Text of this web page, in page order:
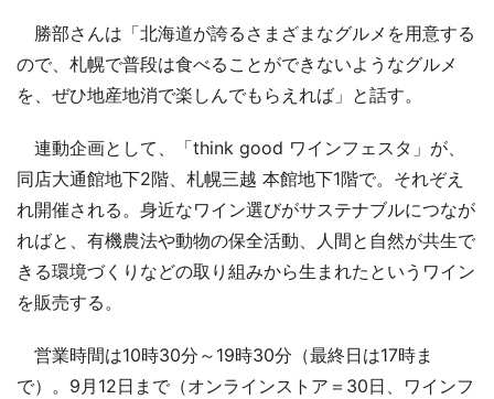
勝部さんは「北海道が誇るさまざまなグルメを用意する
ので、札幌で普段は食べることができないようなグルメ
を、ぜひ地産地消で楽しんでもらえれば」と話す。
連動企画として、「think good ワインフェスタ」が、
同店大通館地下2階、札幌三越 本館地下1階で。それぞえ
れ開催される。身近なワイン選びがサステナブルにつなが
ればと、有機農法や動物の保全活動、人間と自然が共生で
きる環境づくりなどの取り組みから生まれたというワイン
を販売する。
営業時間は10時30分～19時30分（最終日は17時ま
で）。9月12日まで（オンラインストア＝30日、ワインフ